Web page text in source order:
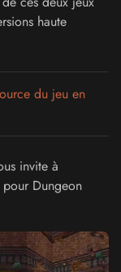
haute
du jeu en
invite à
pour Dungeon